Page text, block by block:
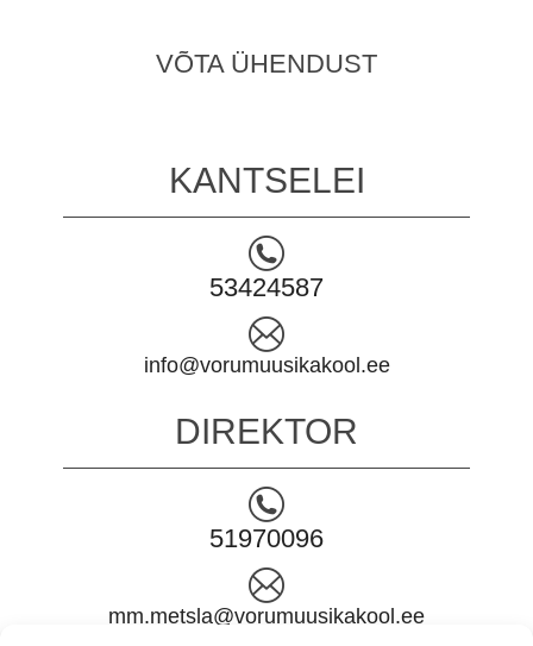
VÕTA ÜHENDUST
KANTSELEI
53424587
info@vorumuusikakool.ee
DIREKTOR
51970096
mm.metsla@vorumuusikakool.ee